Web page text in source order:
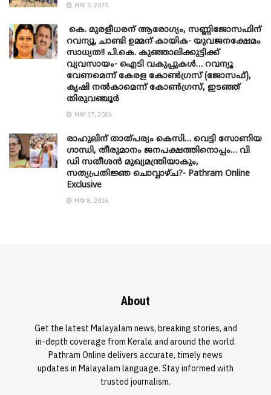
MAY 1, 2025
കെ. മുരളീധരന് ആരോഗ്യം, സണ്ണിജോസഫിന്
റവന്യൂ, ചാണ്ടി ഉമ്മന് കായിക- യുവജനക്ഷേമം
സാധ്യത!! പി.കെ. കുഞ്ഞാലിക്കുട്ടിക്ക്
വ്യവസായം- ഐടി വകുപ്പുകൾ… റവന്യൂ
വേണമെന്ന് കേരള കോൺഗ്രസ് (ജോസഫ്),
കൃഷി നൽകാമെന്ന് കോൺഗ്രസ്, ഇടഞ്ഞ്
തിരുവഞ്ചൂർ
MAY 17, 2026
രാഹുലിന് താത്പര്യം കെസി… വെട്ടി സോണിയ
​ഗാന്ധി, തീരുമാനം ജനപക്ഷത്തിനൊപ്പം… വി
ഡി സതീശൻ മുഖ്യമന്ത്രിയാകും,
സത്യപ്രതിജ്ഞ ചൊവ്വാഴ്ച?- Pathram Online
Exclusive
MAY 8, 2026
About
Get the latest Malayalam news, breaking stories, and
in-depth coverage from Kerala and around the world.
Pathram Online delivers accurate, timely news
updates in Malayalam language. Stay informed with
trusted journalism.